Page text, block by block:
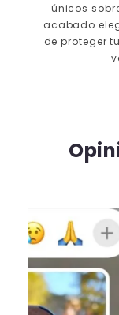
únicos
acabado
de proteger